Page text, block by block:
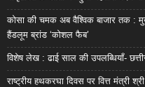
कोसा की चमक अब वैश्विक बाजार तक :
हैंडलूम ब्रांड ‘कोशल फैब’
विशेष लेख : ढाई साल की उपलब्धियाँ-
राष्ट्रीय हथकरघा दिवस पर वित्त मंत्री